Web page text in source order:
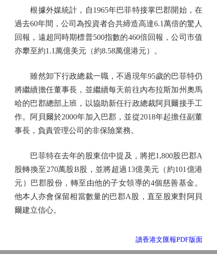
根據外媒統計，自1965年巴菲特接掌巴郡開始，在
過去60年間，公司為投資者合共締造高達6.1萬倍的驚人
回報，遠超同時期標普500指數的460倍回報，公司市值
亦攀至約1.1萬億美元（約8.58萬億港元）。
雖然卸下行政總裁一職，不過現年95歲的巴菲特仍
將繼續擔任董事長，並繼續每天前往內布拉斯加州奧馬
哈的巴郡總部上班，以協助新任行政總裁阿貝爾接手工
作。阿貝爾於2000年加入巴郡，並從2018年起擔任副董
事長，負責管理公司的非保險業務。
巴菲特在去年的股東信中提及，將把1,800股巴郡A
股轉換至270萬股B股，並將超過13億美元（約101億港
元）巴郡股份，轉至由他的子女領導的4個慈善基金。
他本人亦會保留相當數量的巴郡A股，直至股東對阿貝
爾建立信心。
讀香港文匯報PDF版面